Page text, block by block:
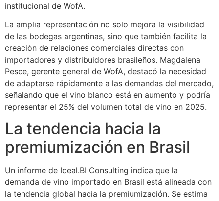
institucional de WofA.
La amplia representación no solo mejora la visibilidad
de las bodegas argentinas, sino que también facilita la
creación de relaciones comerciales directas con
importadores y distribuidores brasileños. Magdalena
Pesce, gerente general de WofA, destacó la necesidad
de adaptarse rápidamente a las demandas del mercado,
señalando que el vino blanco está en aumento y podría
representar el 25% del volumen total de vino en 2025.
La tendencia hacia la
premiumización en Brasil
Un informe de Ideal.BI Consulting indica que la
demanda de vino importado en Brasil está alineada con
la tendencia global hacia la premiumización. Se estima